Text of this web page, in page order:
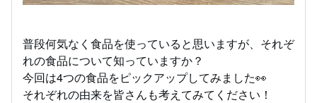
普段何気なく食品を使っていると思いますが、それぞ
れの食品について知っていますか？
​今回は4つの食品をピックアップしてみました👀
​それぞれの由来を皆さんも考えてみてください！